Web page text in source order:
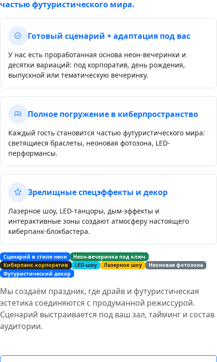
частью футуристического мира.
Готовый сценарий + адаптация под вас
У нас есть проработанная основа неон-вечеринки и
десятки вариаций: под корпоратив, день рождения,
выпускной или тематическую вечеринку.
Полное погружение в киберпространство
Каждый гость становится частью футуристического мира:
светящиеся браслеты, неоновая фотозона, LED-
перформансы.
Зрелищные спецэффекты и декор
Лазерное шоу, LED-танцоры, дым-эффекты и
интерактивные зоны создают атмосферу настоящего
киберпанк-блокбастера.
Сценарий в стиле неон
Неон-вечеринка под ключ
Киберпанк корпоратив
LED-шоу Лазерное шоу
Неоновая фотозона
Футуристический декор
Мы создаём праздник, где драйв и футуристическая
эстетика соединяются с продуманной режиссурой.
Сценарий выстраивается под ваш зал, тайминг и состав
аудитории.